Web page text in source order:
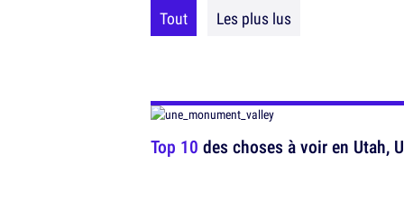
Tout Les plus lus
Top 10 des choses à voir en Utah,